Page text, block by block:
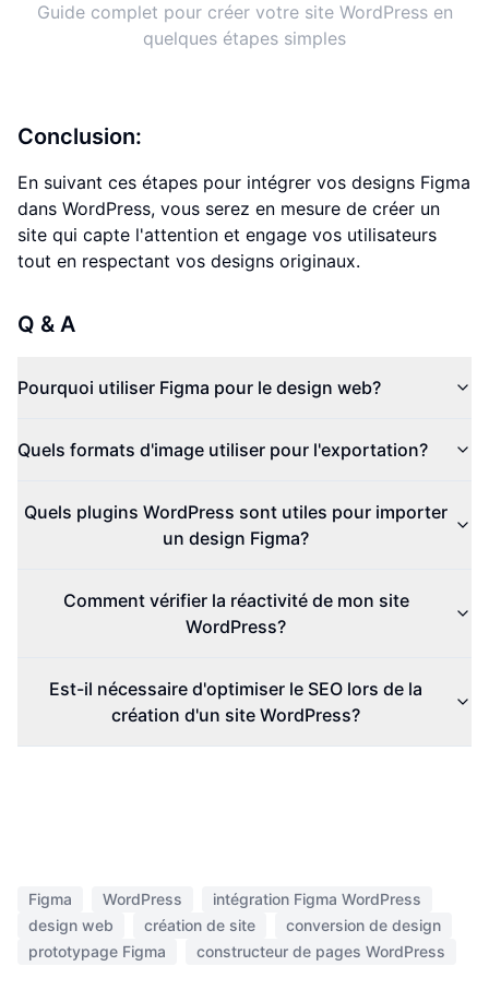
Guide complet pour créer votre site WordPress en
quelques étapes simples
Conclusion:
En suivant ces étapes pour intégrer vos designs Figma
dans WordPress, vous serez en mesure de créer un
site qui capte l'attention et engage vos utilisateurs
tout en respectant vos designs originaux.
Q & A
Pourquoi utiliser Figma pour le design web?
Quels formats d'image utiliser pour l'exportation?
Quels plugins WordPress sont utiles pour importer
un design Figma?
Comment vérifier la réactivité de mon site
WordPress?
Est-il nécessaire d'optimiser le SEO lors de la
création d'un site WordPress?
Figma WordPress
intégration Figma WordPress
design web
création de site
conversion de design
prototypage Figma
constructeur de pages WordPress